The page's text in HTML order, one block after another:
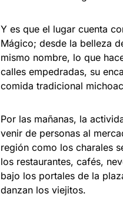
Y es que el lugar cuenta
Mágico; desde la belleza
mismo nombre, lo que
calles empedradas, su
comida tradicional
Por las mañanas, la
venir de personas al
región como los charales
los restaurantes, cafés,
bajo los portales de la
danzan los viejitos.